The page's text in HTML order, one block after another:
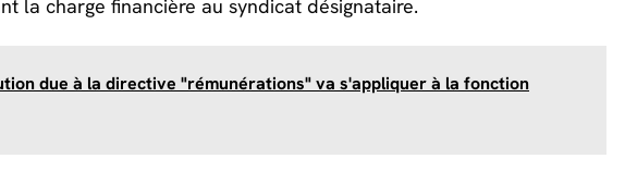
la charge financière au syndicat désignataire.
due à la directive "rémunérations" va s'appliquer à la fonction